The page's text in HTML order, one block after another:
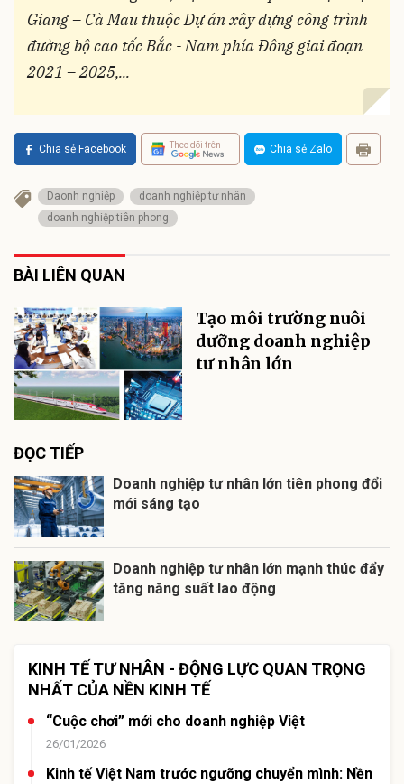
Giang – Cà Mau thuộc Dự án xây dựng công trình
đường bộ cao tốc Bắc - Nam phía Đông giai đoạn
2021 – 2025,...
Chia sẻ Facebook Theo dõi trên Chia sẻ Zalo
Daonh nghiệp
doanh nghiệp tư nhân
doanh nghiệp tiên phong
BÀI LIÊN QUAN
Tạo môi trường nuôi
dưỡng doanh nghiệp
tư nhân lớn
ĐỌC TIẾP
Doanh nghiệp tư nhân lớn tiên phong đổi
mới sáng tạo
Doanh nghiệp tư nhân lớn mạnh thúc đẩy
tăng năng suất lao động
KINH TẾ TƯ NHÂN - ĐỘNG LỰC QUAN TRỌNG
NHẤT CỦA NỀN KINH TẾ
“Cuộc chơi” mới cho doanh nghiệp Việt
26/01/2026
Kinh tế Việt Nam trước ngưỡng chuyển mình: Nền